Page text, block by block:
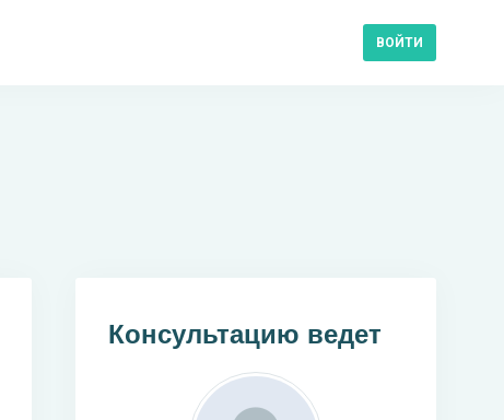
ВОЙТИ
Консультацию ведет